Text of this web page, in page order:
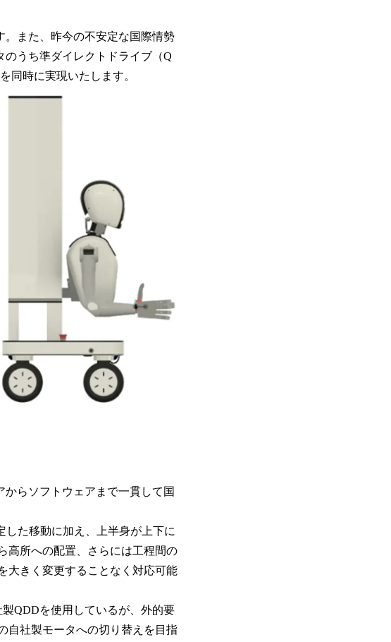
。また、昨今の不安定な国際情勢
うち準ダイレクトドライブ（Q
同時に実現いたします。
らソフトウェアまで一貫して国
した移動に加え、上半身が上下に
高所への配置、さらには工程間の
大きく変更することなく対応可能
QDDを使用しているが、外的要
自社製モータへの切り替えを目指